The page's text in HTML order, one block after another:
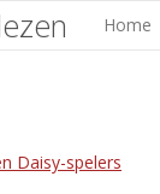
Home
Daisy-spelers